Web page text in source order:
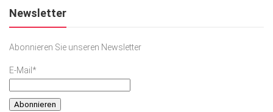
Newsletter
Abonnieren Sie unseren Newsletter
E-Mail*